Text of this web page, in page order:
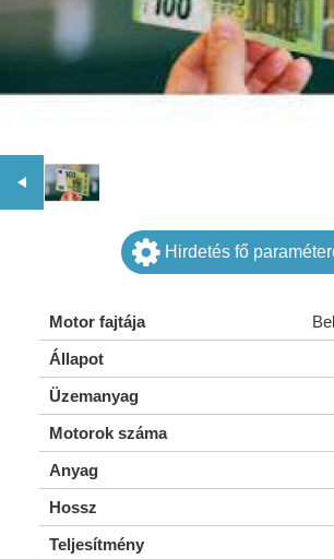
Hirdetés fő
Motor fajtája
Állapot
Üzemanyag
Motorok száma
Anyag
Hossz
Teljesítmény